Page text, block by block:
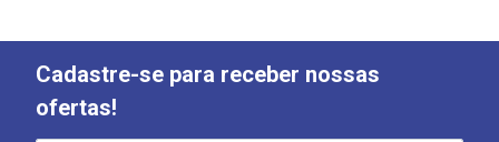
Cadastre-se para receber nossas
ofertas!